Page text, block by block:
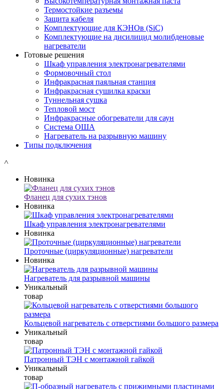
Термостойкие разъемы
Защита кабеля
Комплектующие для КЭНОв (SiC)
Комплектующие на дисилицид молибденовые
нагреватели
Готовые решения
Шкаф управления электронагревателями
Формовочный стол
Инфракрасная паяльная станция
Инфракрасная сушилка краски
Туннельная сушка
Тепловой мост
Инфракрасные обогреватели для саун
Система ОША
Нагреватель на разрывную машину
Типы подключения
˄
Новинка
Фланец для сухих тэнов
Новинка
Шкаф управления электронагревателями
Новинка
Проточные (циркуляционные) нагреватели
Новинка
Нагреватель для разрывной машины
Уникальный
товар
Кольцевой нагреватель с отверстиями большого размера
Уникальный
товар
Патронный ТЭН с монтажной гайкой
Уникальный
товар